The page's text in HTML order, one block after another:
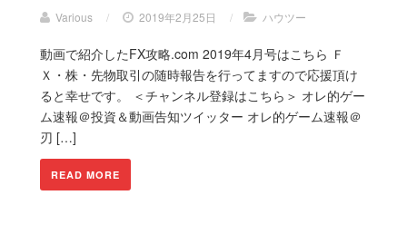
Various / 2019年2月25日 / ハウツー
動画で紹介したFX攻略.com 2019年4月号はこちら Ｆ
Ｘ・株・先物取引の随時報告を行ってますので応援頂け
ると幸せです。 ＜チャンネル登録はこちら＞ オレ的ゲー
ム速報＠投資＆動画告知ツイッター オレ的ゲーム速報＠
刃 […]
READ MORE